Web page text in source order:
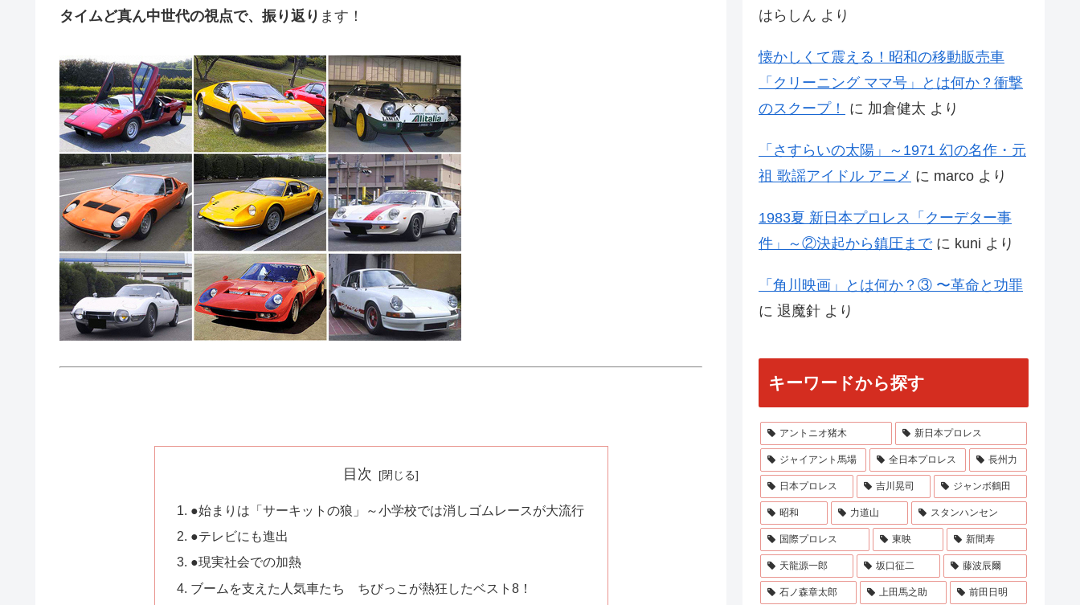
タイムど真ん中世代の視点で、振り返り ます！
目次
●始まりは「サーキットの狼」～小学校では消しゴムレースが大流行
●テレビにも進出
●現実社会での加熱
ブームを支えた人気車たち ちびっこが熱狂したベスト8！
はらしん より
懐かしくて震える！昭和の移動販売車
「クリーニング ママ号」とは何か？衝撃
のスクープ！
に 加倉健太 より
「さすらいの太陽」～1971 幻の名作・元
祖 歌謡アイドル アニメ に marco より
1983夏 新日本プロレス「クーデター事
件」～②決起から鎮圧までに kuni より
「角川映画」とは何か？③ 〜革命と功罪
に 退魔針 より
キーワードから探す
アントニオ猪木 新日本プロレス
ジャイアント馬場 全日本プロレス 長州力
日本プロレス 吉川晃司 ジャンボ鶴田
昭和 力道山 スタンハンセン
国際プロレス 東映 新間寿
天龍源一郎 坂口征二 藤波辰爾
石ノ森章太郎 上田馬之助 前田日明